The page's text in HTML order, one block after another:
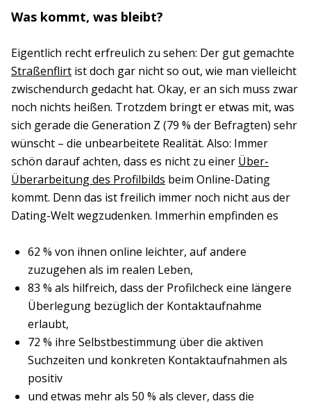
Was kommt, was bleibt?
Eigentlich recht erfreulich zu sehen: Der gut gemachte
Straßenflirt ist doch gar nicht so out, wie man vielleicht
zwischendurch gedacht hat. Okay, er an sich muss zwar
noch nichts heißen. Trotzdem bringt er etwas mit, was
sich gerade die Generation Z (79 % der Befragten) sehr
wünscht – die unbearbeitete Realität. Also: Immer
schön darauf achten, dass es nicht zu einer Über-
Überarbeitung des Profilbilds beim Online-Dating
kommt. Denn das ist freilich immer noch nicht aus der
Dating-Welt wegzudenken. Immerhin empfinden es
62 % von ihnen online leichter, auf andere
zuzugehen als im realen Leben,
83 % als hilfreich, dass der Profilcheck eine längere
Überlegung bezüglich der Kontaktaufnahme
erlaubt,
72 % ihre Selbstbestimmung über die aktiven
Suchzeiten und konkreten Kontaktaufnahmen als
positiv
und etwas mehr als 50 % als clever, dass die